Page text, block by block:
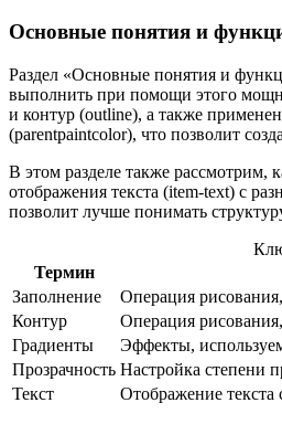
Основные понятия и
Раздел «Основные понятия и
выполнить при помощи этого
и контур (outline), а также
(parentpaintcolor), что позволит
В этом разделе также рассмотрим,
отображения текста (item-text) с
позволит лучше понимать
Термин
Заполнение
Операция
Контур
Операция
Градиенты
Эффекты,
Прозрачность Настройка степени
Текст
Отображение